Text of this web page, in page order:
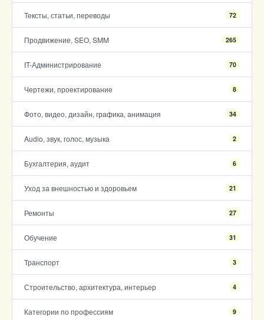
Тексты, статьи, переводы 72
Продвижение, SEO, SMM 265
IT-Администрирование 70
Чертежи, проектирование 8
Фото, видео, дизайн, графика, анимация 34
Audio, звук, голос, музыка 2
Бухгалтерия, аудит 6
Уход за внешностью и здоровьем 21
Ремонты 27
Обучение 31
Транспорт 3
Строительство, архитектура, интерьер 4
Категории по профессиям 9